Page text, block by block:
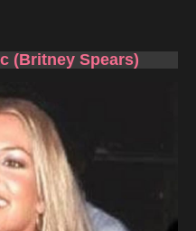
(Britney Spears)